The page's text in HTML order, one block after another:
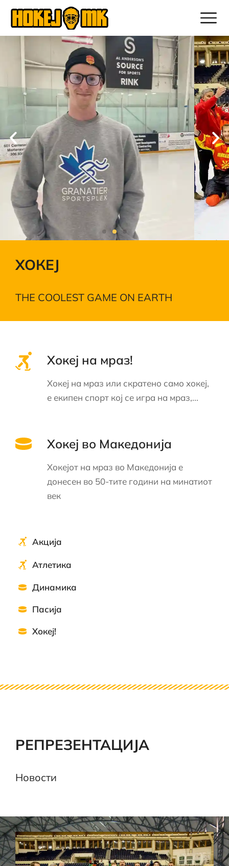
ХОКЕЈ
THE COOLEST GAME ON EARTH
Хокеј на мраз!
Хокеј на мраз или скратено само хокеј,
е екипен спорт кој се игра на мраз,...
Хокеј во Македонија
Хокејот на мраз во Македонија е
донесен во 50-тите години на минатиот
век
Акција
Атлeтика
Динамика
Пасија
Хокеј!
РЕПРЕЗЕНТАЦИЈА
Новости